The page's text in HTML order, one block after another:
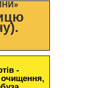
-
очищення,